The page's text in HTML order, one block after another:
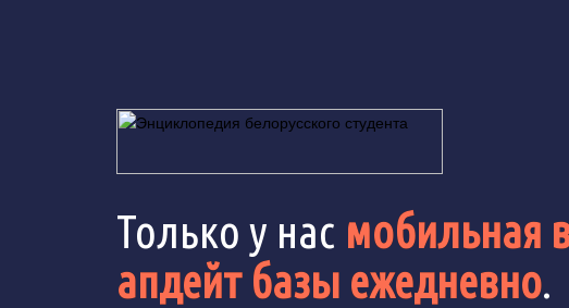
Только у нас мобильная
апдейт базы ежедневно.